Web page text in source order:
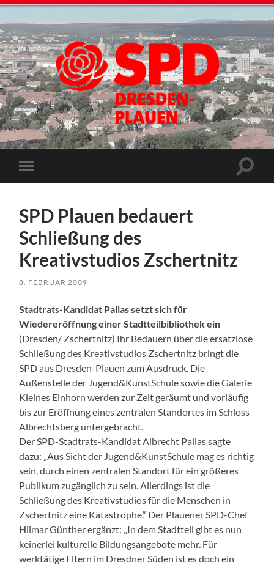
SPD Plauen bedauert
Schließung des
Kreativstudios Zschertnitz
8. FEBRUAR 2009
Stadtrats-Kandidat Pallas setzt sich für
Wiedereröffnung einer Stadtteilbibliothek ein
(Dresden/ Zschertnitz) Ihr Bedauern über die ersatzlose
Schließung des Kreativstudios Zschertnitz bringt die
SPD aus Dresden-Plauen zum Ausdruck. Die
Außenstelle der Jugend&KunstSchule sowie die Galerie
Kleines Einhorn werden zur Zeit geräumt und vorläufig
bis zur Eröffnung eines zentralen Standortes im Schloss
Albrechtsberg untergebracht.
Der SPD-Stadtrats-Kandidat Albrecht Pallas sagte
dazu: „Aus Sicht der Jugend&KunstSchule mag es richtig
sein, durch einen zentralen Standort für ein größeres
Publikum zugänglich zu sein. Allerdings ist die
Schließung des Kreativstudios für die Menschen in
Zschertnitz eine Katastrophe.“ Der Plauener SPD-Chef
Hilmar Günther ergänzt: „In dem Stadtteil gibt es nun
keinerlei kulturelle Bildungsangebote mehr. Für
werktätige Eltern im Dresdner Süden ist es doch ein